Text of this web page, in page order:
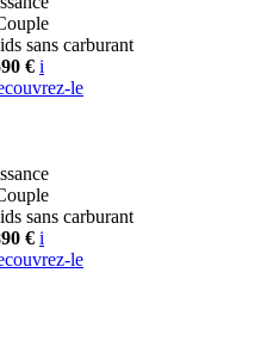
sans carburant
€ i
le
sans carburant
€ i
le